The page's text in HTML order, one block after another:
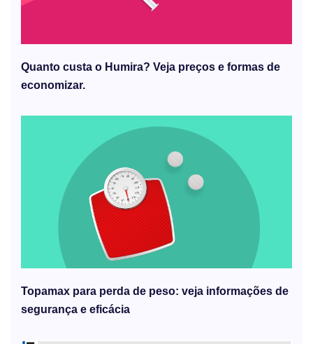
Quanto custa o Humira? Veja preços e formas de
economizar.
Topamax para perda de peso: veja informações de
segurança e eficácia